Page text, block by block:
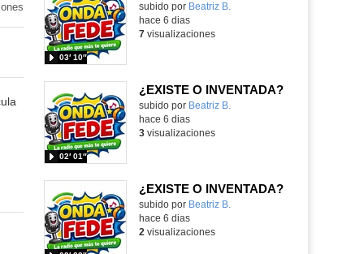
Contenido educativo.
subido por Beatriz B.
03′ 10″
hace 6 dias
7visualizaciones
¿EXISTE O INVENTADA?
Contenido educativo.
subido por Beatriz B.
02′ 01″
hace 6 dias
3visualizaciones
¿EXISTE O INVENTADA?
Contenido educativo.
subido por Beatriz B.
hace 6 dias
2 visualizaciones